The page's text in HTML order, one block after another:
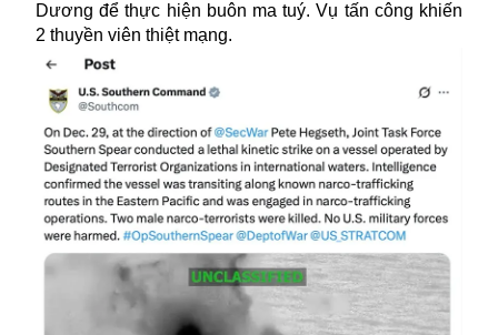
Dương để thực hiện buôn ma tuý. Vụ tấn công khiến
2 thuyền viên thiệt mạng.